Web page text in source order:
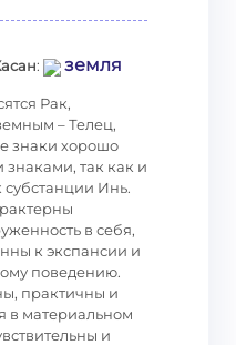
: земля
Рак,
– Телец,
знаки хорошо
так как и
субстанции Инь.
в себя,
к экспансии и
поведению.
практичны и
в материальном
и